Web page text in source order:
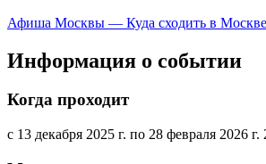
Афиша Москвы — Куда сходить в Москве
Информация о событии
Когда проходит
с 13 декабря 2025 г. по 28 февраля 2026 г.